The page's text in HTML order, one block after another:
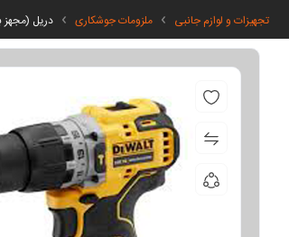
تجهیزات و لوازم جانبی ملزومات جوشکاری دریل